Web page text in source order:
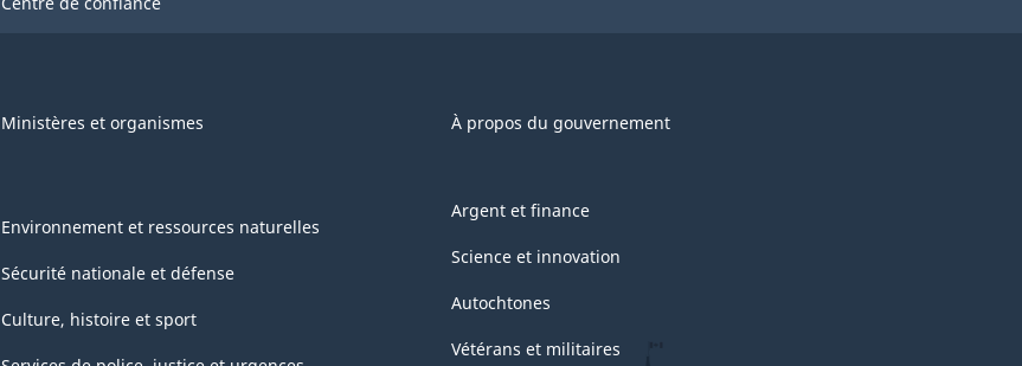
Ministères et organismes À propos du gouvernement
Environnement et ressources naturelles
Sécurité nationale et défense
Culture, histoire et sport
Argent et finance
Science et innovation
Autochtones
Vétérans et militaires